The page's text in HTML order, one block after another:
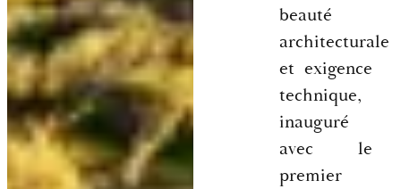
beauté
architecturale
et exigence
technique,
inauguré
avec le
premier